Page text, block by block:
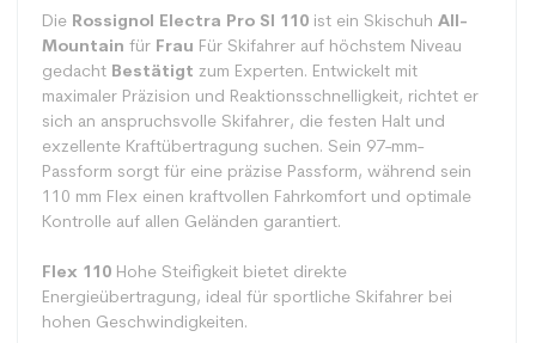
Die Rossignol Electra Pro SI 110 ist ein Skischuh All-
Mountain für Frau Für Skifahrer auf höchstem Niveau
gedacht Bestätigt zum Experten. Entwickelt mit
maximaler Präzision und Reaktionsschnelligkeit, richtet er
sich an anspruchsvolle Skifahrer, die festen Halt und
exzellente Kraftübertragung suchen. Sein 97-mm-
Passform sorgt für eine präzise Passform, während sein
110 mm Flex einen kraftvollen Fahrkomfort und optimale
Kontrolle auf allen Geländen garantiert.
Flex 110 Hohe Steifigkeit bietet direkte
Energieübertragung, ideal für sportliche Skifahrer bei
hohen Geschwindigkeiten.